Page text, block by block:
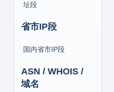
址段
省市IP段
国内省市IP段
ASN / WHOIS /
域名